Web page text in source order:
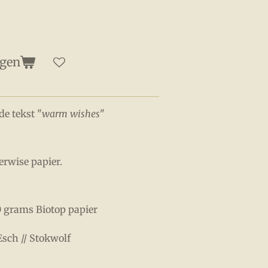
tekst "warm wishes"
papier.
grams Biotop papier
// Stokwolf